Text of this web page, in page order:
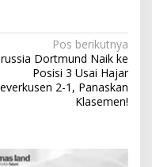
Pos berikutnya
Dortmund Naik ke
Posisi 3 Usai Hajar
2-1, Panaskan
Klasemen!